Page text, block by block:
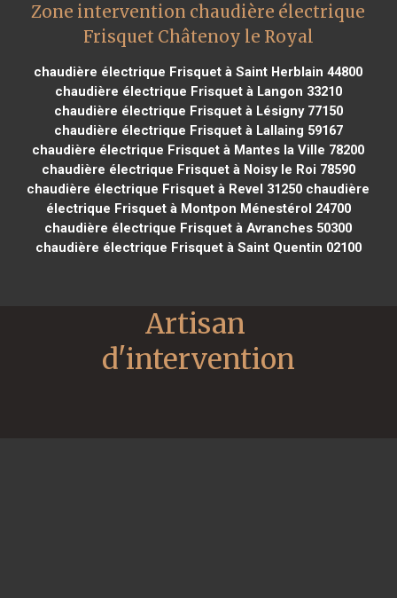
Zone intervention chaudière électrique
Frisquet Châtenoy le Royal
chaudière électrique Frisquet à Saint Herblain 44800
chaudière électrique Frisquet à Langon 33210
chaudière électrique Frisquet à Lésigny 77150
chaudière électrique Frisquet à Lallaing 59167
chaudière électrique Frisquet à Mantes la Ville 78200
chaudière électrique Frisquet à Noisy le Roi 78590
chaudière électrique Frisquet à Revel 31250 chaudière
électrique Frisquet à Montpon Ménestérol 24700
chaudière électrique Frisquet à Avranches 50300
chaudière électrique Frisquet à Saint Quentin 02100
Artisan
d'intervention